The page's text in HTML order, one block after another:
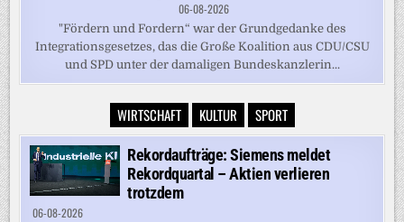
06-08-2026
"Fördern und Fordern“ war der Grundgedanke des
Integrationsgesetzes, das die Große Koalition aus CDU/CSU
und SPD unter der damaligen Bundeskanzlerin...
WIRTSCHAFT KULTUR SPORT
Rekordaufträge: Siemens meldet
Rekordquartal – Aktien verlieren
trotzdem
06-08-2026